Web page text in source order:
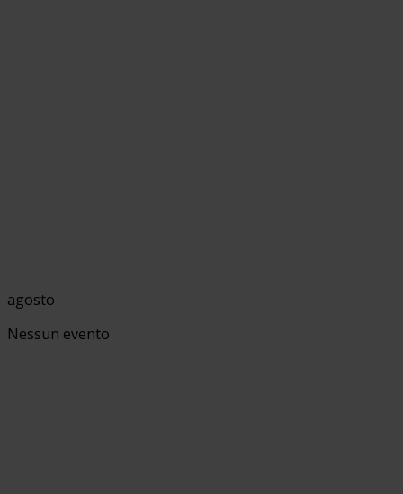
agosto
Nessun evento